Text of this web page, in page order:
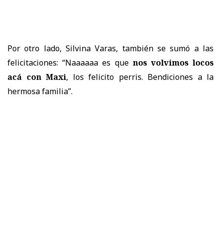
Por otro lado, Silvina Varas, también se sumó a las
felicitaciones: “Naaaaaa es quenos volvimos locos
acá con Maxi, los felicito perris. Bendiciones a la
hermosa familia”.